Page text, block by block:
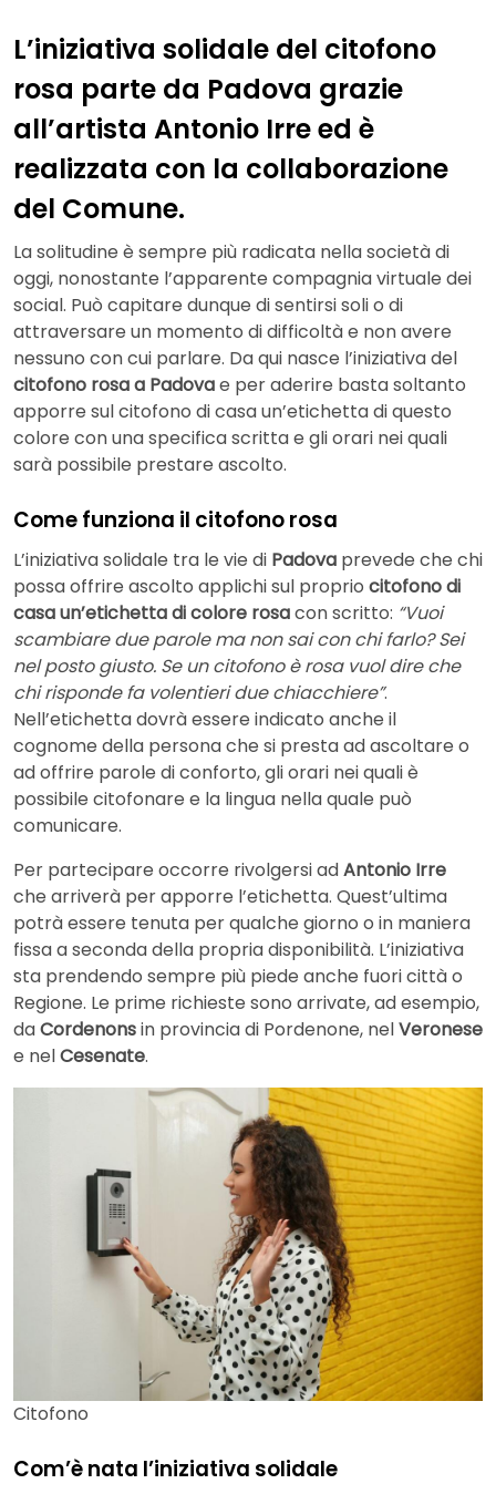
L’iniziativa solidale del citofono
rosa parte da Padova grazie
all’artista Antonio Irre ed è
realizzata con la collaborazione
del Comune.
La solitudine è sempre più radicata nella società di
oggi, nonostante l’apparente compagnia virtuale dei
social. Può capitare dunque di sentirsi soli o di
attraversare un momento di difficoltà e non avere
nessuno con cui parlare. Da qui nasce l’iniziativa del
citofono rosa a Padovae per aderire basta soltanto
apporre sul citofono di casa un’etichetta di questo
colore con una specifica scritta e gli orari nei quali
sarà possibile prestare ascolto.
Come funziona il citofono rosa
L’iniziativa solidale tra le vie di Padova prevede che chi
possa offrire ascolto applichi sul proprio citofono di
casa un’etichetta di colore rosacon scritto: “Vuoi
scambiare due parole ma non sai con chi farlo? Sei
nel posto giusto. Se un citofono è rosa vuol dire che
chi risponde fa volentieri due chiacchiere”.
Nell’etichetta dovrà essere indicato anche il
cognome della persona che si presta ad ascoltare o
ad offrire parole di conforto, gli orari nei quali è
possibile citofonare e la lingua nella quale può
comunicare.
Per partecipare occorre rivolgersi adAntonio Irre
che arriverà per apporre l’etichetta. Quest’ultima
potrà essere tenuta per qualche giorno o in maniera
fissa a seconda della propria disponibilità. L’iniziativa
sta prendendo sempre più piede anche fuori città o
Regione. Le prime richieste sono arrivate, ad esempio,
daCordenonsin provincia di Pordenone, nelVeronese
e nelCesenate.
Citofono
Com’è nata l’iniziativa solidale